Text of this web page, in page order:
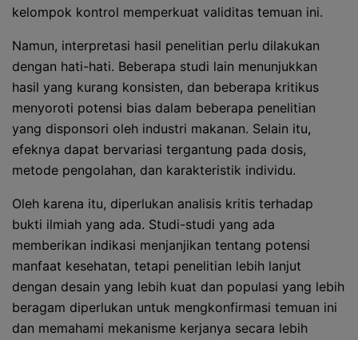
kelompok kontrol memperkuat validitas temuan ini.
Namun, interpretasi hasil penelitian perlu dilakukan
dengan hati-hati. Beberapa studi lain menunjukkan
hasil yang kurang konsisten, dan beberapa kritikus
menyoroti potensi bias dalam beberapa penelitian
yang disponsori oleh industri makanan. Selain itu,
efeknya dapat bervariasi tergantung pada dosis,
metode pengolahan, dan karakteristik individu.
Oleh karena itu, diperlukan analisis kritis terhadap
bukti ilmiah yang ada. Studi-studi yang ada
memberikan indikasi menjanjikan tentang potensi
manfaat kesehatan, tetapi penelitian lebih lanjut
dengan desain yang lebih kuat dan populasi yang lebih
beragam diperlukan untuk mengkonfirmasi temuan ini
dan memahami mekanisme kerjanya secara lebih